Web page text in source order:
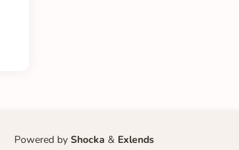
Powered by Shocka & Exlends